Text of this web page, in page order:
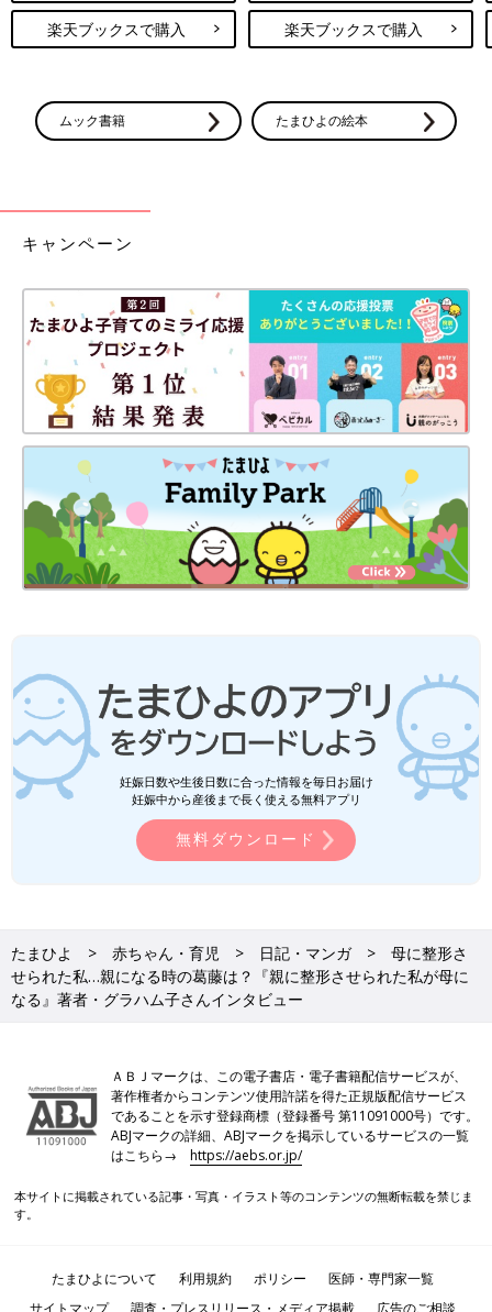
楽天ブックスで購入 楽天ブックスで購入
ムック書籍 たまひよの絵本
キャンペーン
妊娠日数や生後日数に合った情報を毎日お届け
妊娠中から産後まで長く使える無料アプリ
無料ダウンロード
たまひよ 赤ちゃん・育児 日記・マンガ
母に整形さ
せられた私…親になる時の葛藤は？『親に整形させられた私が母に
なる』著者・グラハム子さんインタビュー
ＡＢＪマークは、この電子書店・電子書籍配信サービスが、
著作権者からコンテンツ使用許諾を得た正規版配信サービス
であることを示す登録商標（登録番号 第11091000号）です。
ABJマークの詳細、ABJマークを掲示しているサービスの一覧
はこちら→https://aebs.or.jp/
本サイトに掲載されている記事・写真・イラスト等のコンテンツの無断転載を禁じま
す。
たまひよについて 利用規約 ポリシー
医師・専門家一覧
サイトマップ
調査・プレスリリース・メディア掲載 広告のご相談